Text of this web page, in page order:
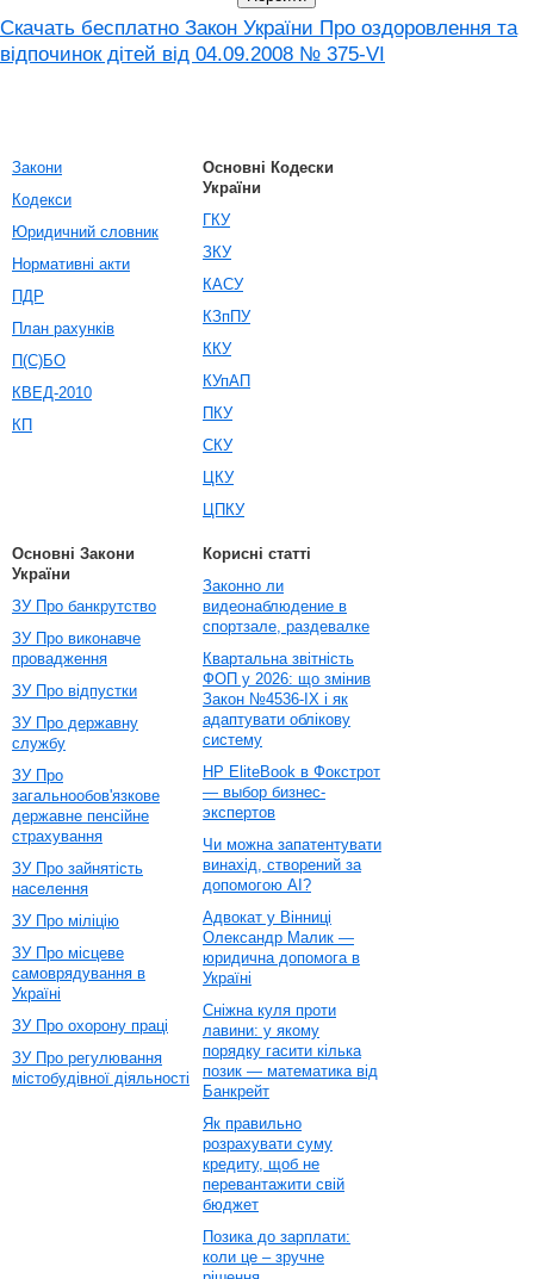
Скачать бесплатно Закон України Про оздоровлення та
відпочинок дітей від 04.09.2008 № 375-VI
Закони
Кодекси
Юридичний словник
Нормативні акти
ПДР
План рахунків
П(С)БО
КВЕД-2010
КП
Основні Кодески
України
ГКУ
ЗКУ
КАСУ
КЗпПУ
ККУ
КУпАП
ПКУ
СКУ
ЦКУ
ЦПКУ
Основні Закони
України
ЗУ Про банкрутство
ЗУ Про виконавче
провадження
ЗУ Про відпустки
ЗУ Про державну
службу
ЗУ Про
загальнообов'язкове
державне пенсійне
страхування
ЗУ Про зайнятість
населення
ЗУ Про міліцію
ЗУ Про місцеве
самоврядування в
Україні
ЗУ Про охорону праці
ЗУ Про регулювання
містобудівної діяльності
Корисні статті
Законно ли
видеонаблюдение в
спортзале, раздевалке
Квартальна звітність
ФОП у 2026: що змінив
Закон №4536-IX і як
адаптувати облікову
систему
HP EliteBook в Фокстрот
— выбор бизнес-
экспертов
Чи можна запатентувати
винахід, створений за
допомогою AI?
Адвокат у Вінниці
Олександр Малик —
юридична допомога в
Україні
Сніжна куля проти
лавини: у якому
порядку гасити кілька
позик — математика від
Банкрейт
Як правильно
розрахувати суму
кредиту, щоб не
перевантажити свій
бюджет
Позика до зарплати:
коли це – зручне